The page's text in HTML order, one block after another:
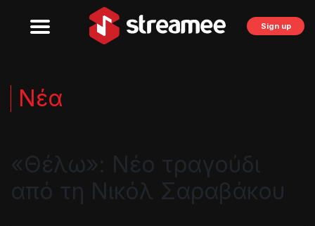
Sign up
Νέα
«Θέλω»: Νέο τραγούδι
από τη Νικόλ Σαραβάκου